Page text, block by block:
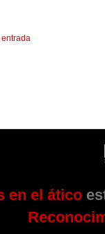
en el ático